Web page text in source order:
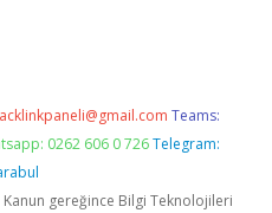
Teams:
0262 606 0 726 Telegram:
Kanun gereğince Bilgi Teknolojileri